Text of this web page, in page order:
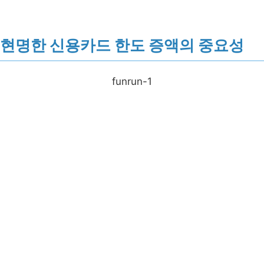
현명한 신용카드 한도 증액의 중요성
funrun-1